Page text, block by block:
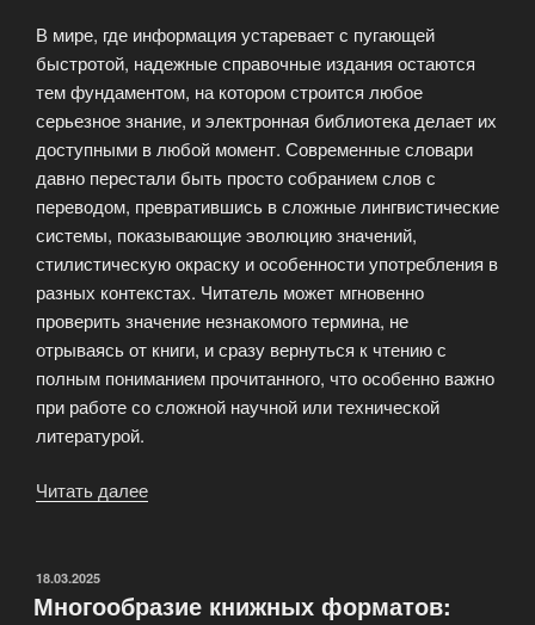
В мире, где информация устаревает с пугающей
быстротой, надежные справочные издания остаются
тем фундаментом, на котором строится любое
серьезное знание, и электронная библиотека делает их
доступными в любой момент. Современные словари
давно перестали быть просто собранием слов с
переводом, превратившись в сложные лингвистические
системы, показывающие эволюцию значений,
стилистическую окраску и особенности употребления в
разных контекстах. Читатель может мгновенно
проверить значение незнакомого термина, не
отрываясь от книги, и сразу вернуться к чтению с
полным пониманием прочитанного, что особенно важно
при работе со сложной научной или технической
литературой.
Читать далее
формате»
ОПУБЛИКОВАНО
18.03.2025
Многообразие книжных форматов: